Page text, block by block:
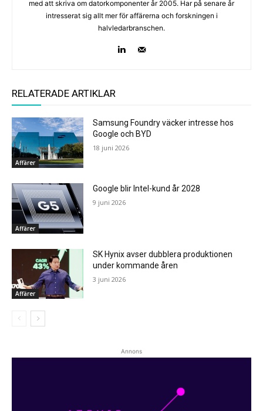
med att skriva om datorkomponenter år 2005. Har på senare år
intresserat sig allt mer för affärerna och forskningen i
halvledarbranschen.
RELATERADE ARTIKLAR
Affärer
Samsung Foundry väcker intresse hos
Google och BYD
18 juni 2026
Affärer
Google blir Intel-kund år 2028
9 juni 2026
Affärer
SK Hynix avser dubblera produktionen
under kommande åren
3 juni 2026
Annons